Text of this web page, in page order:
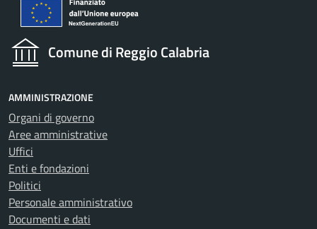
Comune di Reggio Calabria
AMMINISTRAZIONE
Organi di governo
Aree amministrative
Uffici
Enti e fondazioni
Politici
Personale amministrativo
Documenti e dati